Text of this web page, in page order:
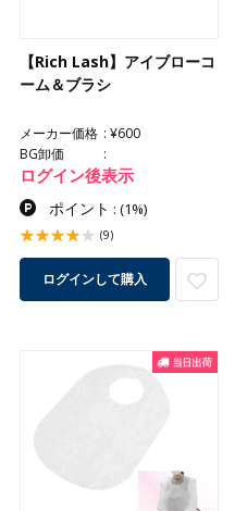
【Rich Lash】アイブローコ
ーム＆ブラシ
メーカー価格
¥600
BG卸価
ログイン後表示
ポイント :(1%)
(9)
ログインして購入